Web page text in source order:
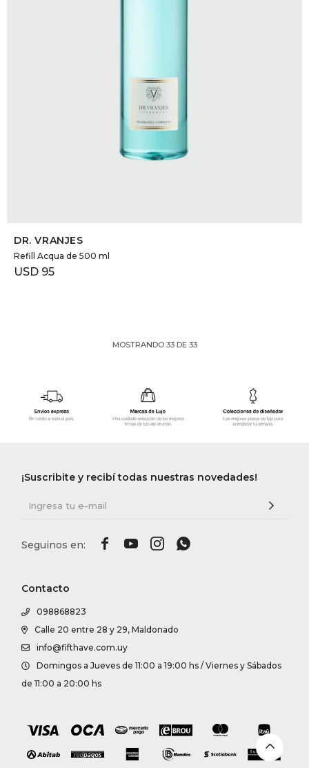
DR. VRANJES
Refill Acqua de 500 ml
USD 95
MOSTRANDO 33DE 33
Contacto
098868823
Calle 20 entre 28 y 29, Maldonado
info@fifthave.com.uy
Domingos a Jueves de 11:00 a 19:00 hs / Viernes y Sábados
de 11:00 a 20:00 hs
¡Suscribite y recibí todas nuestras novedades!
   